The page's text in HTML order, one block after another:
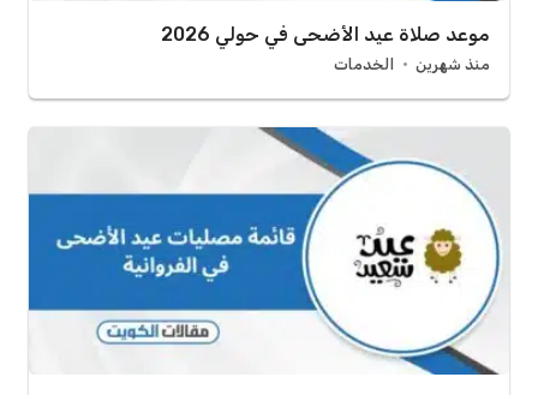
موعد صلاة عيد الأضحى في حولي 2026
منذ شهرين الخدمات